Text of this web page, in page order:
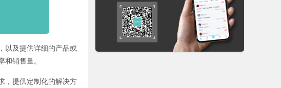
以及提供详细的产品或
销售量。
，提供定制化的解决方